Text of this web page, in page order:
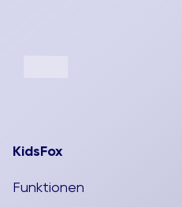
KidsFox
Funktionen